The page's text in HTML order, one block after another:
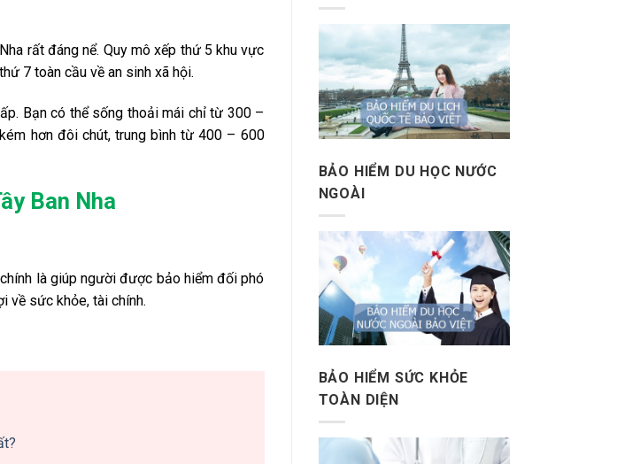
rất đáng nể. Quy mô xếp thứ 5 khu vực
7 toàn cầu về an sinh xã hội.
Bạn có thể sống thoải mái chỉ từ 300 –
hơn đôi chút, trung bình từ 400 – 600
Ban Nha
là giúp người được bảo hiểm đối phó
về sức khỏe, tài chính.
BẢO HIỂM DU HỌC NƯỚC
NGOÀI
BẢO HIỂM SỨC KHỎE
TOÀN DIỆN